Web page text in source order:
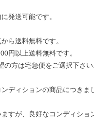
発送可能です。
ら送料無料です。
円以上送料無料です。
方は宅急便をご選択下さい
ディションの商品につきま
すが、良好なコンディショ